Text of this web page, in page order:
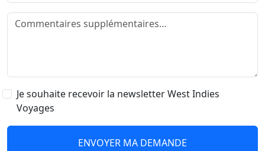
Je souhaite recevoir la newsletter West Indies
Voyages
ENVOYER MA DEMANDE